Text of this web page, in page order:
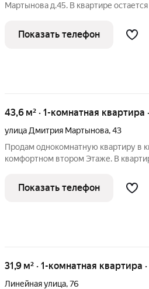
Мартынова д.45. В квартире
шаговой доступности школа № 155,
(Образовательный комплекс
Показать телефон
43,6 м² · 1-комнатная квартира
улица Дмитрия Мартынова,43
Прoдам однокомнатную квартиру в
комфортном втором Этаже. В
заезжать без дополнительных
совмещенный, в кафеле.
Показать телефон
31,9 м² · 1-комнатная квартира
Линейная улица,76